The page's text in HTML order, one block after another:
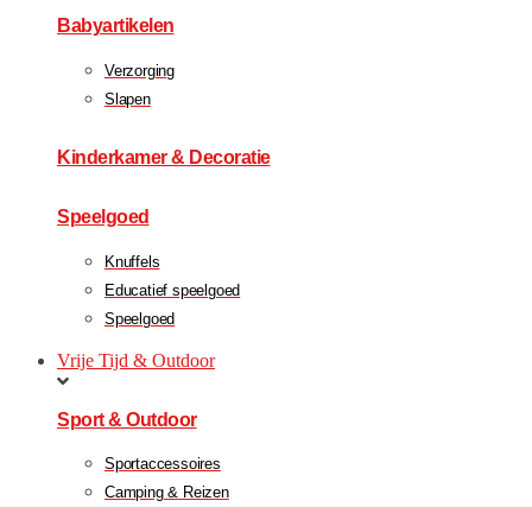
Babyartikelen
Verzorging
Slapen
Kinderkamer & Decoratie
Speelgoed
Knuffels
Educatief speelgoed
Speelgoed
Vrije Tijd & Outdoor
Sport & Outdoor
Sportaccessoires
Camping & Reizen